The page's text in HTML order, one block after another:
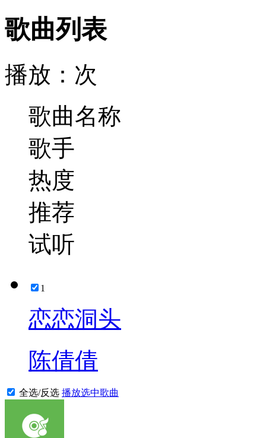
歌曲列表
播放： 次
歌曲名称
歌手
热度
推荐
试听
1
恋恋洞头
陈倩倩
全选/反选 播放选中歌曲